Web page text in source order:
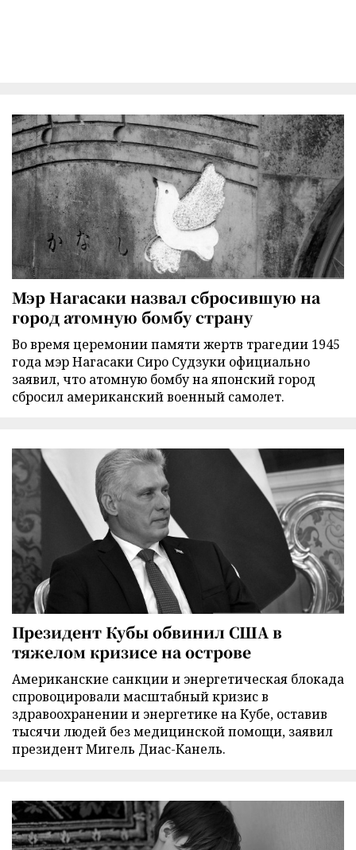
Мэр Нагасаки назвал сбросившую на
город атомную бомбу страну
Во время церемонии памяти жертв трагедии 1945
года мэр Нагасаки Сиро Судзуки официально
заявил, что атомную бомбу на японский город
сбросил американский военный самолет.
Президент Кубы обвинил США в
тяжелом кризисе на острове
Американские санкции и энергетическая блокада
спровоцировали масштабный кризис в
здравоохранении и энергетике на Кубе, оставив
тысячи людей без медицинской помощи, заявил
президент Мигель Диас-Канель.